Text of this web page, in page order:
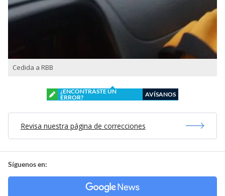
Cedida a RBB
¿ENCONTRASTE UN
ERROR?
AVÍSANOS
Revisa nuestra página de correcciones
Síguenos en: